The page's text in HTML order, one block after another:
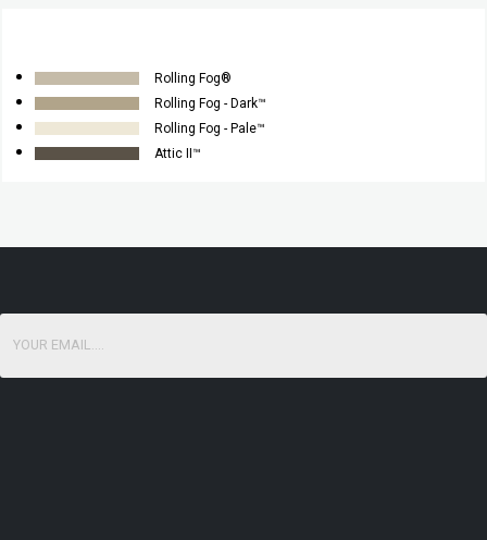
Rolling Fog®
Rolling Fog - Dark™
Rolling Fog - Pale™
Attic II™